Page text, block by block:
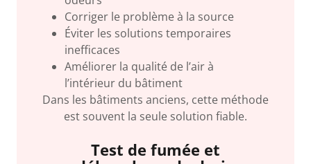
Corriger le problème à la source
Éviter les solutions temporaires
inefficaces
Améliorer la qualité de l’air à
l’intérieur du bâtiment
Dans les bâtiments anciens, cette méthode
est souvent la seule solution fiable.
Test de fumée et